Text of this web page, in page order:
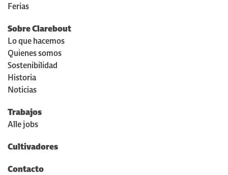
Ferias
Sobre Clarebout
Lo que hacemos
Quienes somos
Sostenibilidad
Historia
Noticias
Trabajos
Alle jobs
Cultivadores
Contacto